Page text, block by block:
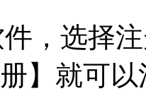
件，选择
】就可以